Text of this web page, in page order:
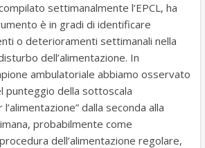
settimanalmente l’EPCL, ha
è in gradi di identificare
o deterioramenti settimanali nella
dell’alimentazione. In
ambulatoriale abbiamo osservato
punteggio della sottoscala
dalla seconda alla
probabilmente come
dell’alimentazione regolare,